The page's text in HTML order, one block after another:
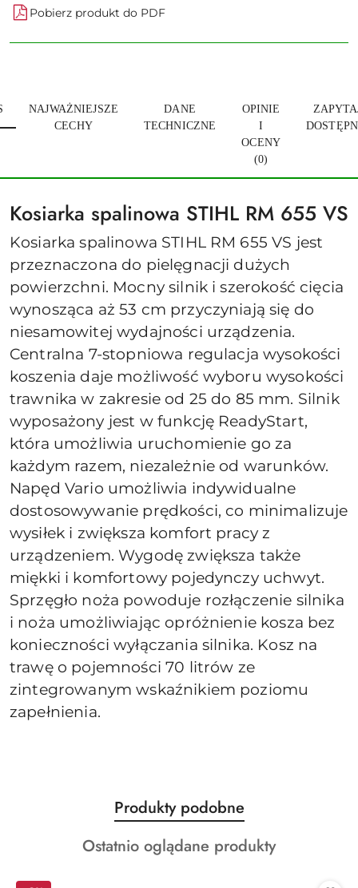
Pobierz produkt do PDF
NAJWAŻNIEJSZE
CECHY
DANE
TECHNICZNE
OPINIE
I
OCENY
(0)
Kosiarka spalinowa STIHL RM 655 VS
Kosiarka spalinowa STIHL RM 655 VS jest
przeznaczona do pielęgnacji dużych
powierzchni. Mocny silnik i szerokość cięcia
wynosząca aż 53 cm przyczyniają się do
niesamowitej wydajności urządzenia.
Centralna 7-stopniowa regulacja wysokości
koszenia daje możliwość wyboru wysokości
trawnika w zakresie od 25 do 85 mm. Silnik
wyposażony jest w funkcję ReadyStart,
która umożliwia uruchomienie go za
każdym razem, niezależnie od warunków.
Napęd Vario umożliwia indywidualne
dostosowywanie prędkości, co minimalizuje
wysiłek i zwiększa komfort pracy z
urządzeniem. Wygodę zwiększa także
miękki i komfortowy pojedynczy uchwyt.
Sprzęgło noża powoduje rozłączenie silnika
i noża umożliwiając opróżnienie kosza bez
konieczności wyłączania silnika. Kosz na
trawę o pojemności 70 litrów ze
zintegrowanym wskaźnikiem poziomu
zapełnienia.
Pomiń karuzelę produktów
Produkty
o
statusie:
Produkty podobne
Produkty
Ostatnio oglądane produkty